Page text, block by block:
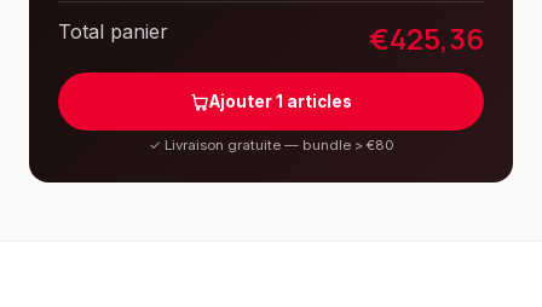
Total panier €425,36
Ajouter1 articles
✓ Livraison gratuite — bundle > €80